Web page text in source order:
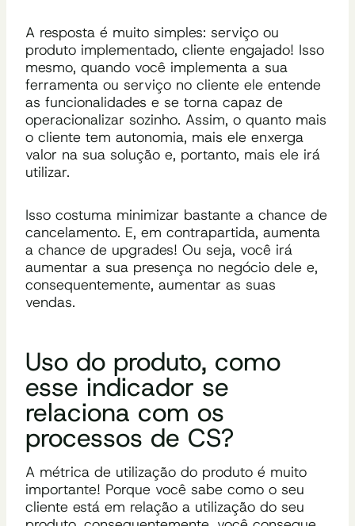
A resposta é muito simples: serviço ou
produto implementado, cliente engajado! Isso
mesmo, quando você implementa a sua
ferramenta ou serviço no cliente ele entende
as funcionalidades e se torna capaz de
operacionalizar sozinho. Assim, o quanto mais
o cliente tem autonomia, mais ele enxerga
valor na sua solução e, portanto, mais ele irá
utilizar.
Isso costuma minimizar bastante a chance de
cancelamento. E, em contrapartida, aumenta
a chance de upgrades! Ou seja, você irá
aumentar a sua presença no negócio dele e,
consequentemente, aumentar as suas
vendas.
Uso do produto, como
esse indicador se
relaciona com os
processos de CS?
A métrica de utilização do produto é muito
importante! Porque você sabe como o seu
cliente está em relação a utilização do seu